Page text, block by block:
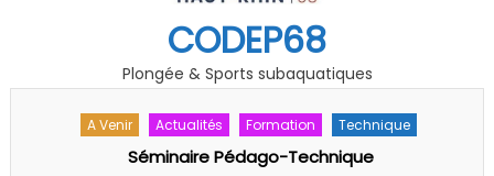
CODEP68
Plongée & Sports subaquatiques
A Venir Accueil Actualités Affiches
Évènement
Formation
GDF Photo Vidéo